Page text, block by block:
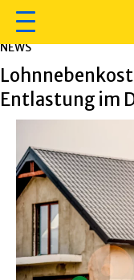
NEWS
Entlastung im